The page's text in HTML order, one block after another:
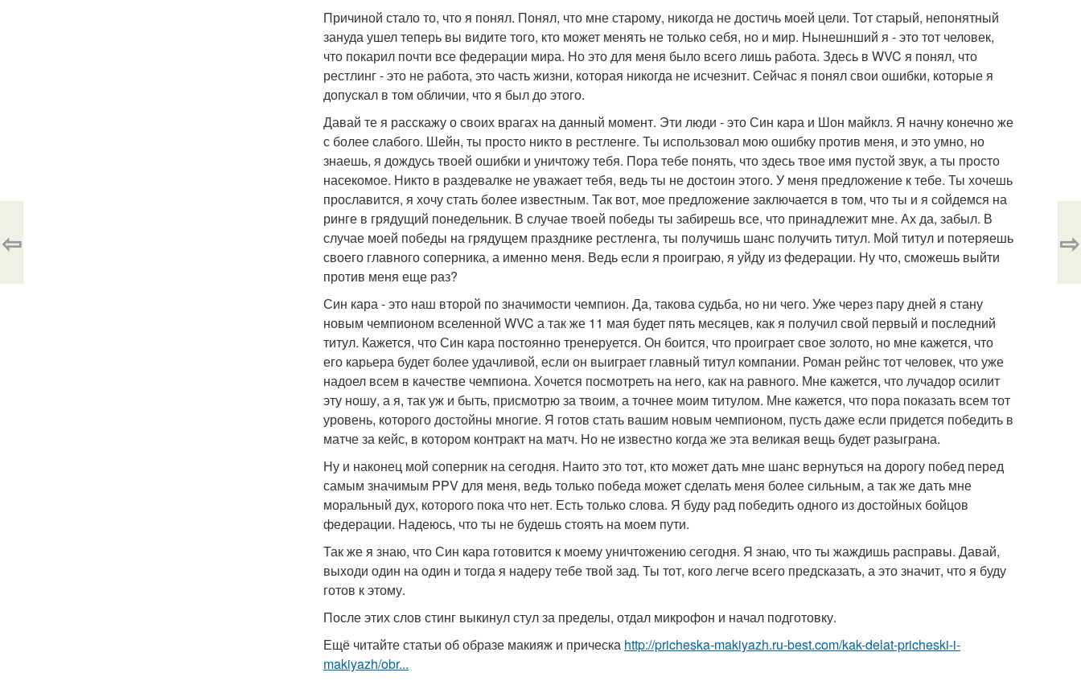
Причиной стало то, что я понял. Понял, что мне старому, никогда не достичь моей цели. Тот старый, непонятный
зануда ушел теперь вы видите того, кто может менять не только себя, но и мир. Нынешнший я - это тот человек,
что покарил почти все федерации мира. Но это для меня было всего лишь работа. Здесь в WVC я понял, что
рестлинг - это не работа, это часть жизни, которая никогда не исчезнит. Сейчас я понял свои ошибки, которые я
допускал в том обличии, что я был до этого.
Давай те я расскажу о своих врагах на данный момент. Эти люди - это Син кара и Шон майклз. Я начну конечно же
с более слабого. Шейн, ты просто никто в рестленге. Ты использовал мою ошибку против меня, и это умно, но
знаешь, я дождусь твоей ошибки и уничтожу тебя. Пора тебе понять, что здесь твое имя пустой звук, а ты просто
насекомое. Никто в раздевалке не уважает тебя, ведь ты не достоин этого. У меня предложение к тебе. Ты хочешь
прославится, я хочу стать более известным. Так вот, мое предложение заключается в том, что ты и я сойдемся на
ринге в грядущий понедельник. В случае твоей победы ты забирешь все, что принадлежит мне. Ах да, забыл. В
случае моей победы на грядущем празднике рестленга, ты получишь шанс получить титул. Мой титул и потеряешь
своего главного соперника, а именно меня. Ведь если я проиграю, я уйду из федерации. Ну что, сможешь выйти
против меня еще раз?
Син кара - это наш второй по значимости чемпион. Да, такова судьба, но ни чего. Уже через пару дней я стану
новым чемпионом вселенной WVC а так же 11 мая будет пять месяцев, как я получил свой первый и последний
титул. Кажется, что Син кара постоянно тренеруется. Он боится, что проиграет свое золото, но мне кажется, что
его карьера будет более удачливой, если он выиграет главный титул компании. Роман рейнс тот человек, что уже
надоел всем в качестве чемпиона. Хочется посмотреть на него, как на равного. Мне кажется, что лучадор осилит
эту ношу, а я, так уж и быть, присмотрю за твоим, а точнее моим титулом. Мне кажется, что пора показать всем тот
уровень, которого достойны многие. Я готов стать вашим новым чемпионом, пусть даже если придется победить в
матче за кейс, в котором контракт на матч. Но не известно когда же эта великая вещь будет разыграна.
Ну и наконец мой соперник на сегодня. Наито это тот, кто может дать мне шанс вернуться на дорогу побед перед
самым значимым PPV для меня, ведь только победа может сделать меня более сильным, а так же дать мне
моральный дух, которого пока что нет. Есть только слова. Я буду рад победить одного из достойных бойцов
федерации. Надеюсь, что ты не будешь стоять на моем пути.
Так же я знаю, что Син кара готовится к моему уничтожению сегодня. Я знаю, что ты жаждишь расправы. Давай,
выходи один на один и тогда я надеру тебе твой зад. Ты тот, кого легче всего предсказать, а это значит, что я буду
готов к этому.
После этих слов стинг выкинул стул за пределы, отдал микрофон и начал подготовку.
Ещё читайте статьи об образе макияж и прическа http://pricheska-makiyazh.ru-best.com/kak-delat-pricheski-i-
makiyazh/obr...
⇦ ⇨